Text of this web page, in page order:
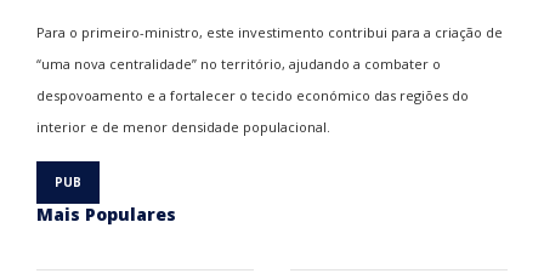
Para o primeiro-ministro, este investimento contribui para a criação de
“uma nova centralidade” no território, ajudando a combater o
despovoamento e a fortalecer o tecido económico das regiões do
interior e de menor densidade populacional.
Mais Populares